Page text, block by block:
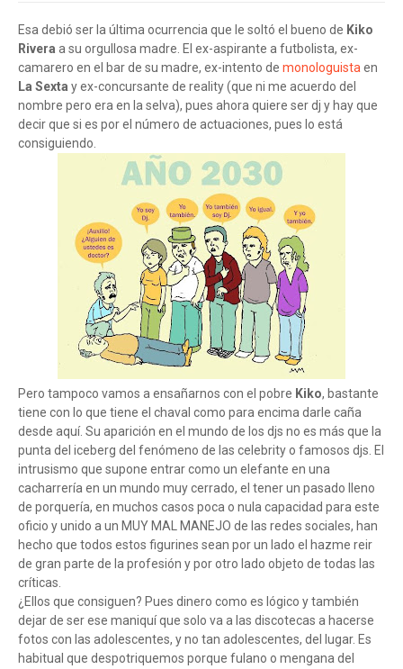
Esa debió ser la última ocurrencia que le soltó el bueno de Kiko
Rivera a su orgullosa madre. El ex-aspirante a futbolista, ex-
camarero en el bar de su madre, ex-intento de monologuistaen
La Sexta y ex-concursante de reality (que ni me acuerdo del
nombre pero era en la selva), pues ahora quiere ser dj y hay que
decir que si es por el número de actuaciones, pues lo está
consiguiendo.
Pero tampoco vamos a ensañarnos con el pobre Kiko, bastante
tiene con lo que tiene el chaval como para encima darle caña
desde aquí. Su aparición en el mundo de los djs no es más que la
punta del iceberg del fenómeno de las celebrity o famosos djs. El
intrusismo que supone entrar como un elefante en una
cacharrería en un mundo muy cerrado, el tener un pasado lleno
de porquería, en muchos casos poca o nula capacidad para este
oficio y unido a un MUY MAL MANEJO de las redes sociales, han
hecho que todos estos figurines sean por un lado el hazme reir
de gran parte de la profesión y por otro lado objeto de todas las
críticas.
¿Ellos que consiguen? Pues dinero como es lógico y también
dejar de ser ese maniquí que solo va a las discotecas a hacerse
fotos con las adolescentes, y no tan adolescentes, del lugar. Es
habitual que despotriquemos porque fulano o mengana del